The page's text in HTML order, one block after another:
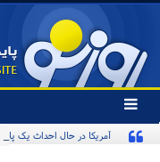
تغییر
وضعیت
منوی
آمریکا در حال احداث یک